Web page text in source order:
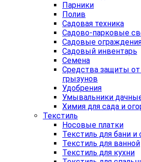
Парники
Полив
Садовая техника
Садово-парковые
Садовые
Садовый инвентарь
Семена
Средства защиты
грызунов
Удобрения
Умывальники
Химия для сада и
Текстиль
Носовые платки
Текстиль для бани и
Текстиль для ванной
Текстиль для кухни